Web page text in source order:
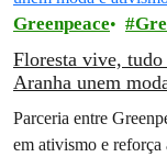
Greenpeace
Floresta vive,
Aranha unem
Parceria entre
em ativismo e reforça